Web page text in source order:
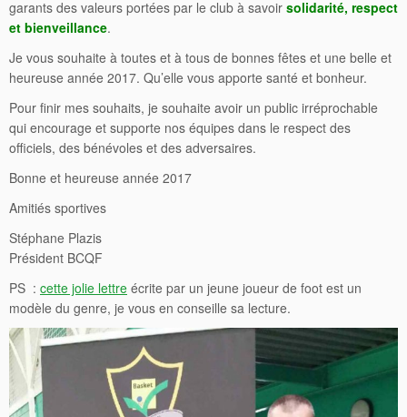
garants des valeurs portées par le club à savoir solidarité, respect
et bienveillance.
Je vous souhaite à toutes et à tous de bonnes fêtes et une belle et
heureuse année 2017. Qu’elle vous apporte santé et bonheur.
Pour finir mes souhaits, je souhaite avoir un public irréprochable
qui encourage et supporte nos équipes dans le respect des
officiels, des bénévoles et des adversaires.
Bonne et heureuse année 2017
Amitiés sportives
Stéphane Plazis
Président BCQF
PS : cette jolie lettre écrite par un jeune joueur de foot est un
modèle du genre, je vous en conseille sa lecture.